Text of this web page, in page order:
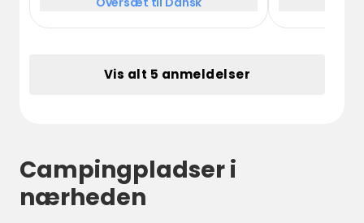
Vis alt 5 anmeldelser
Campingpladser i
nærheden